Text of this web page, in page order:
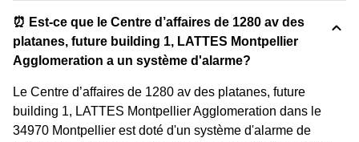
⏰ Est-ce que le Centre d’affaires de 1280 av des
platanes, future building 1, LATTES Montpellier
Agglomeration a un système d'alarme?
Le Centre d’affaires de 1280 av des platanes, future
building 1, LATTES Montpellier Agglomeration dans le
34970 Montpellier est doté d'un système d'alarme de